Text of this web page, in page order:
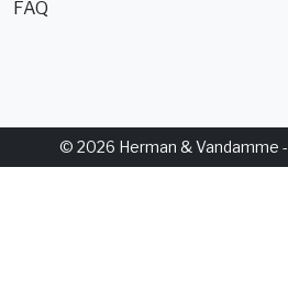
FAQ
© 2026 Herman & Vandamme -